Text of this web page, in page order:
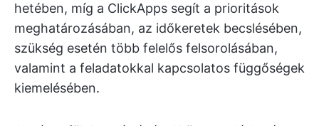
hetében, míg a ClickApps segít a prioritások
meghatározásában, az időkeretek becslésében,
szükség esetén több felelős felsorolásában,
valamint a feladatokkal kapcsolatos függőségek
kiemelésében.